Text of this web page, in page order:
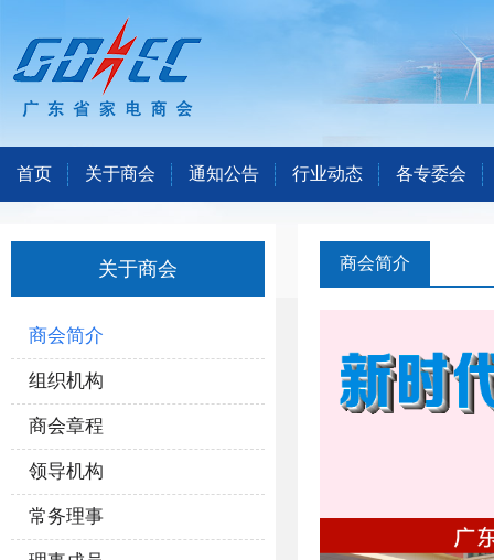
首页 关于商会 通知公告 行业动态 各专委会
关于商会
商会简介
组织机构
商会章程
领导机构
常务理事
商会简介